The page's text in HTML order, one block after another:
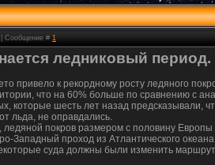
| Сообщение # 1
ледниковый период.
привело к рекордному росту ледяного
что на 60% больше по сравнению с
которые шесть лет назад предсказывали,
льда, не оправдались.
ледяной покров размером с половину
Западный проход из Атлантического
суда должны были изменить